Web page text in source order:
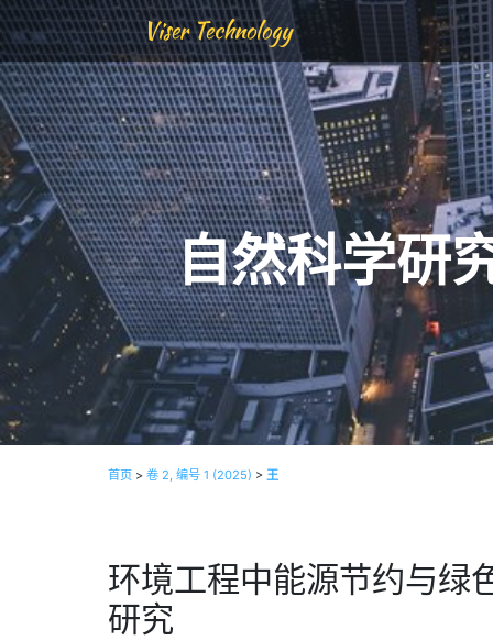
Viser Technology
自然科学研
首页 > 卷 2, 编号 1 (2025) > 王
环境工程中能源节约与绿
研究